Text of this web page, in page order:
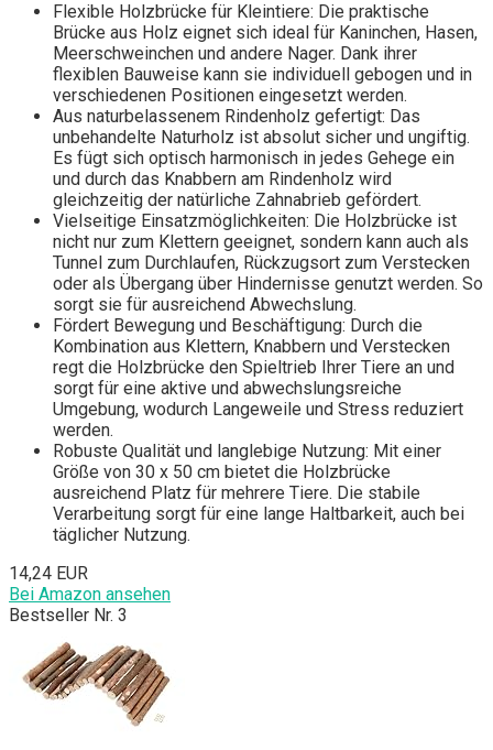
Flexible Holzbrücke für Kleintiere: Die praktische
Brücke aus Holz eignet sich ideal für Kaninchen, Hasen,
Meerschweinchen und andere Nager. Dank ihrer
flexiblen Bauweise kann sie individuell gebogen und in
verschiedenen Positionen eingesetzt werden.
Aus naturbelassenem Rindenholz gefertigt: Das
unbehandelte Naturholz ist absolut sicher und ungiftig.
Es fügt sich optisch harmonisch in jedes Gehege ein
und durch das Knabbern am Rindenholz wird
gleichzeitig der natürliche Zahnabrieb gefördert.
Vielseitige Einsatzmöglichkeiten: Die Holzbrücke ist
nicht nur zum Klettern geeignet, sondern kann auch als
Tunnel zum Durchlaufen, Rückzugsort zum Verstecken
oder als Übergang über Hindernisse genutzt werden. So
sorgt sie für ausreichend Abwechslung.
Fördert Bewegung und Beschäftigung: Durch die
Kombination aus Klettern, Knabbern und Verstecken
regt die Holzbrücke den Spieltrieb Ihrer Tiere an und
sorgt für eine aktive und abwechslungsreiche
Umgebung, wodurch Langeweile und Stress reduziert
werden.
Robuste Qualität und langlebige Nutzung: Mit einer
Größe von 30 x 50 cm bietet die Holzbrücke
ausreichend Platz für mehrere Tiere. Die stabile
Verarbeitung sorgt für eine lange Haltbarkeit, auch bei
täglicher Nutzung.
14,24 EUR
Bei Amazon ansehen
Bestseller Nr. 3